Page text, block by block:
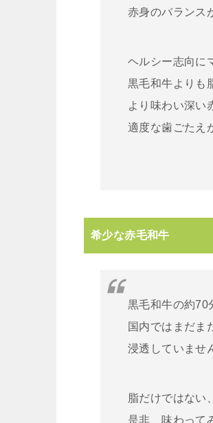
赤身のバランス
ヘルシー志向に
黒毛和牛よりも
より味わい深い
適度な歯ごたえ
希少な赤毛和牛
黒毛和牛の約70
国内ではまだま
浸透していませ
脂だけではない
是非、味わって